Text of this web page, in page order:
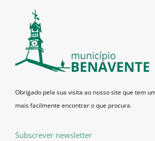
Obrigado pela sua visita ao nosso site que tem
mais facilmente encontrar o que procura.
Subscrever newsletter